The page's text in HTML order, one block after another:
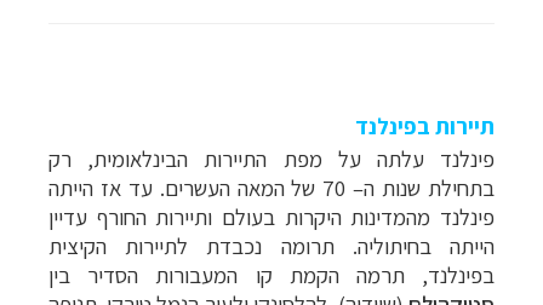
תיירות בפינלנד
פינלנד עלתה על מפת התיירות הבינלאומית, רק
בתחילת שנות ה– 70 של המאה העשרים. עד אז הייתה
פינלנד מהמדינות היקרות בעולם ותיירות החורף עדיין
הייתה בחיתוליה. תרומה נכבדת לתיירות הקיצית
בפינלנד, תרמה הקמת קו המעבורות הסדיר בין